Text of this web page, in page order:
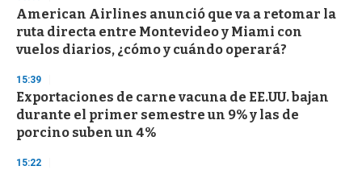
American Airlines anunció que va a retomar la
ruta directa entre Montevideo y Miami con
vuelos diarios, ¿cómo y cuándo operará?
15:39
Exportaciones de carne vacuna de EE.UU. bajan
durante el primer semestre un 9% y las de
porcino suben un 4%
15:22